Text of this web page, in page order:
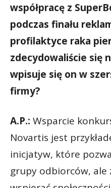
współpracę z
podczas finału
profilaktyce raka
zdecydowaliście się
wpisuje się on w
firmy?
A.P.: Wsparcie
Novartis jest
inicjatyw, które
grupy odbiorców,